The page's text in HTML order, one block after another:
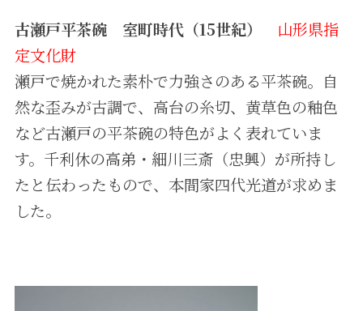
古瀬戸平茶碗 室町時代（15世紀） 山形県指
定文化財
瀬戸で焼かれた素朴で力強さのある平茶碗。自
然な歪みが古調で、高台の糸切、黄草色の釉色
など古瀬戸の平茶碗の特色がよく表れていま
す。千利休の高弟・細川三斎（忠興）が所持し
たと伝わったもので、本間家四代光道が求めま
した。